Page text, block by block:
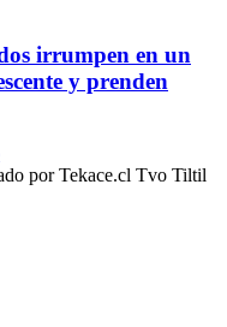
irrumpen en un
y prenden
por Tekace.cl Tvo Tiltil